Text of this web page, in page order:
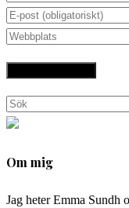
ditt
namn
användarnamn
för
att
Ange
din
postadress
för
att
Ange
till
din
webbplats
Sök
på
webbplats
Om mig
Jag heter Emma Sundh